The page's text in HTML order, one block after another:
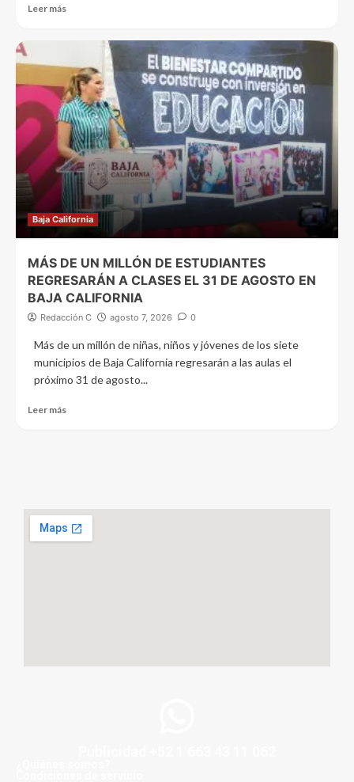
Leer más
Baja California
MÁS DE UN MILLÓN DE ESTUDIANTES
REGRESARÁN A CLASES EL 31 DE AGOSTO EN
BAJA CALIFORNIA
Redacción C agosto 7, 2026 0
Más de un millón de niñas, niños y jóvenes de los siete
municipios de Baja California regresarán a las aulas el
próximo 31 de agosto...
Leer más